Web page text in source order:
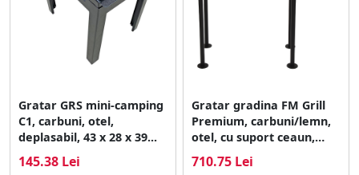
Gratar GRS mini-camping
C1, carbuni, otel,
deplasabil, 43 x 28 x 39...
145.38 Lei
Gratar gradina FM Grill
Premium, carbuni/lemn,
otel, cu suport ceaun,
710.75 Lei